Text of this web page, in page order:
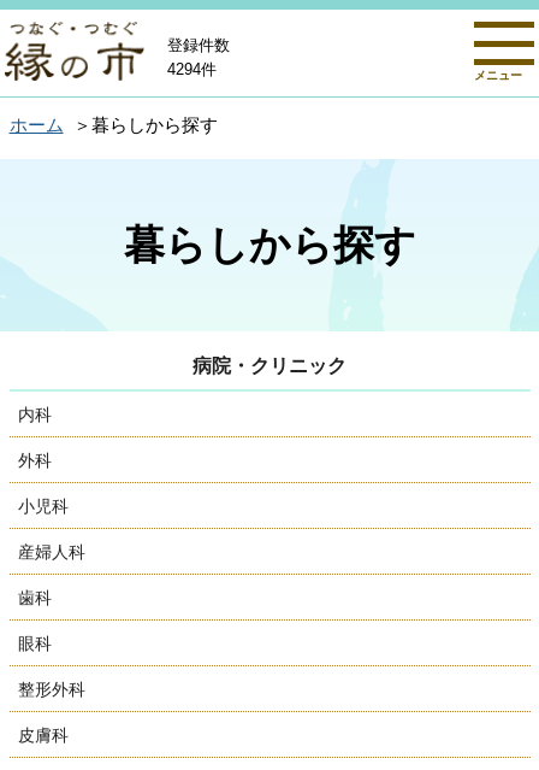
メニュー
登録件数
4294件
ホーム 暮らしから探す
暮らしから探す
病院・クリニック
内科
外科
小児科
産婦人科
歯科
眼科
整形外科
皮膚科